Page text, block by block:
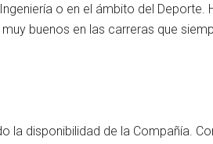
o en el ámbito del
buenos en las carreras que
la disponibilidad de la Compañía.